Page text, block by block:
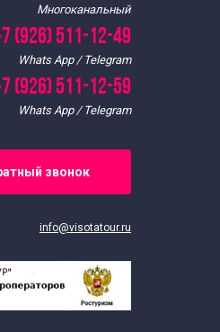
экскурсии
по Москве летом
экскурсий
по Москве от ГУМа
от Красной площади
Многоканальный
(926) 511-12-49
Whats App / Telegram
(926) 511-12-59
Whats App / Telegram
звонок
info@visotatour.ru